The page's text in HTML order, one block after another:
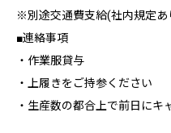
※別途交通費支給(社内規定あ
■連絡事項
・作業服貸与
・上履きをご持参ください
・生産数の都合上で前日にキ